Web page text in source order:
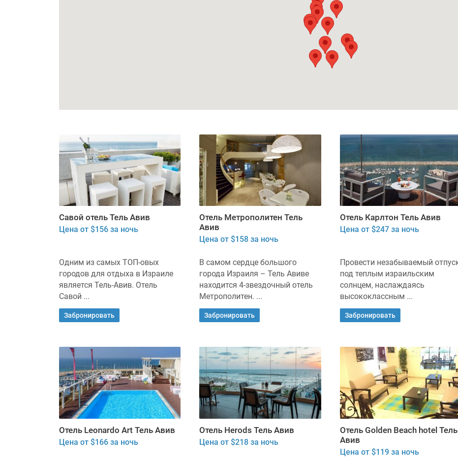
Савой отель Тель Авив
Цена от $156 за ночь
Одним из самых ТОП-овых
городов для отдыха в Израиле
является Тель-Авив. Отель
Савой ...
Забронировать
Отель Метрополитен Тель
Авив
Цена от $158 за ночь
В самом сердце большого
города Израиля – Тель Авиве
находится 4-звездочный отель
Метрополитен. ...
Забронировать
Отель Карлтон Тель Авив
Цена от $247 за ночь
Провести незабываемый
под теплым израильским
солнцем, наслаждаясь
высококлассным ...
Забронировать
Отель Leonardo Art Тель Авив
Цена от $166 за ночь
Отель Herods Тель Авив
Цена от $218 за ночь
Отель Golden Beach hotel Тель
Авив
Цена от $119 за ночь